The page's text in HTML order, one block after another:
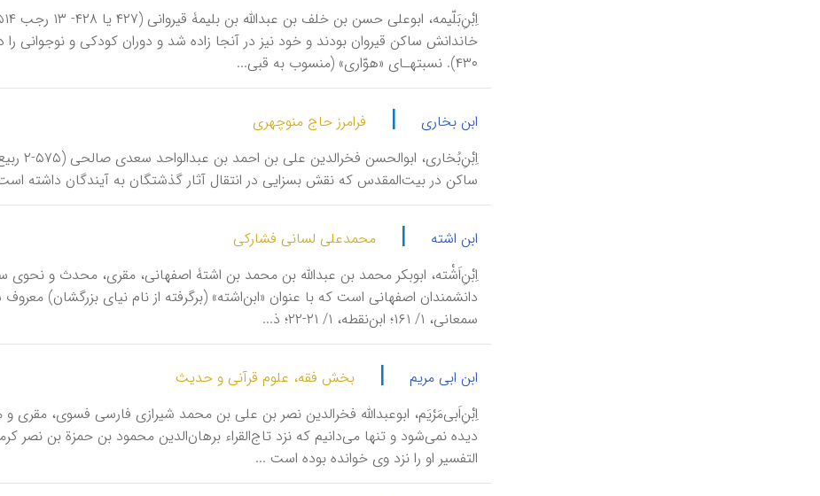
۴۳۰). نسبتهـای «هوّاری» (منسوب به قبی...
ابن بخاری |
فرامرز حاج منوچهری
ساکن در بیت‌المقدس که نقش بسزایی در انتقال آثار گذشتگان به آیندگان داشته
ابن اشته |
محمدعلی لسانی فشارکی
سمعانی، ۱/ ۱۶۱؛ ابن‌نقطه، ۱/ ۲۱-۲۲؛ ذ...
ابن ابی مریم |
بخش فقه، علوم قرآنی و حدیث
التفسیر او را نزد وی خوانده بوده است ...